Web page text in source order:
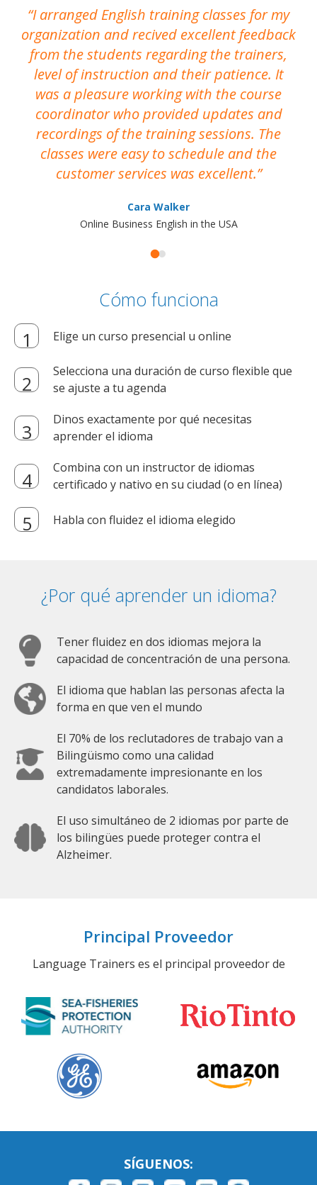
I arranged English training classes for my
organization and recived excellent feedback
from the students regarding the trainers,
level of instruction and their patience. It
was a pleasure working with the course
coordinator who provided updates and
recordings of the training sessions. The
classes were easy to schedule and the
customer services was excellent.
Cara Walker
Online Business English in the USA
Cómo funciona
Elige un curso presencial u online
Selecciona una duración de curso flexible que
se ajuste a tu agenda
Dinos exactamente por qué necesitas
aprender el idioma
Combina con un instructor de idiomas
certificado y nativo en su ciudad (o en línea)
Habla con fluidez el idioma elegido
¿Por qué aprender un idioma?
Tener fluidez en dos idiomas mejora la
capacidad de concentración de una persona.
El idioma que hablan las personas afecta la
forma en que ven el mundo
El 70% de los reclutadores de trabajo van a
Bilingüismo como una calidad
extremadamente impresionante en los
candidatos laborales.
El uso simultáneo de 2 idiomas por parte de
los bilingües puede proteger contra el
Alzheimer.
Principal Proveedor
Language Trainers es el principal proveedor de
SÍGUENOS: